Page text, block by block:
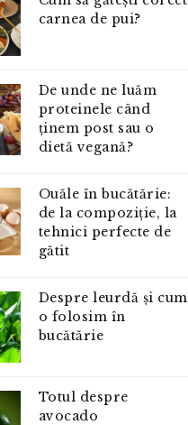
carnea de pui?
De unde ne luăm
proteinele când
ținem post sau o
dietă vegană?
Ouăle în bucătărie:
de la compoziție, la
tehnici perfecte de
gătit
Despre leurdă și cum
o folosim în
bucătărie
Totul despre
avocado